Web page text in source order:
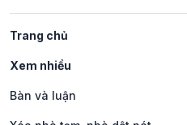
Trang chủ
Xem nhiều
Bàn và luận